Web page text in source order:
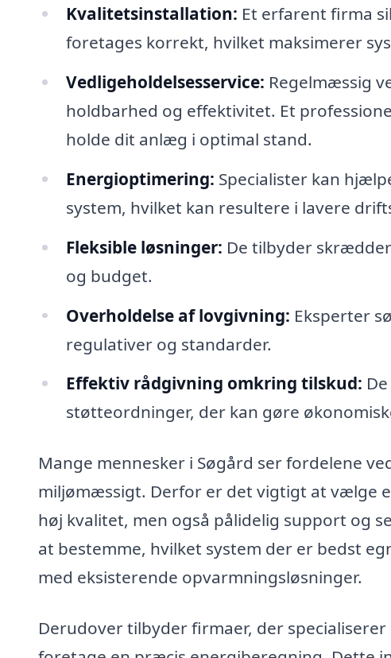
Kvalitetsinstallation: Et erfarent firma
foretages korrekt, hvilket maksimerer
Vedligeholdelsesservice: Regelmæssig
holdbarhed og effektivitet. Et
holde dit anlæg i optimal stand.
Energioptimering: Specialister kan
system, hvilket kan resultere i lavere
Fleksible løsninger: De tilbyder
og budget.
Overholdelse af lovgivning: Eksperter
regulativer og standarder.
Effektiv rådgivning omkring tilskud:
støtteordninger, der kan gøre
Mange mennesker i Søgård ser fordelene
miljømæssigt. Derfor er det vigtigt at vælge
høj kvalitet, men også pålidelig support og
at bestemme, hvilket system der er bedst
med eksisterende opvarmningsløsninger.
Derudover tilbyder firmaer, der